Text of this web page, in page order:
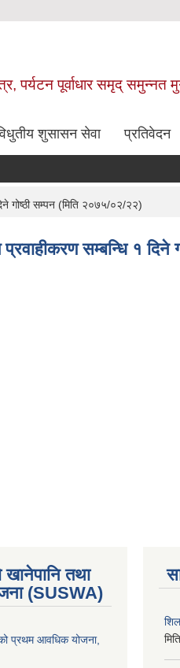
पर्यटन पूर्वाधार समृद् समुन्नत
शुसासन सेवा प्रतिवेदन
गोष्ठी सम्पन (मिति २०७५/०२/२२)
सम्बन्धि १
खानेपानि तथा
(SUSWA)
प्रथम आवधिक योजना,